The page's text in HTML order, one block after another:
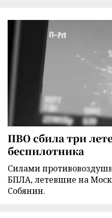
ПВО сбила три
беспилотника
Силами
БПЛА, летевшие на
Собянин.